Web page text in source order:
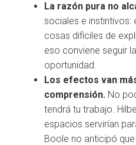
La razón pura no
sociales e instintivos:
cosas difíciles de
eso conviene seguir
oportunidad.
Los efectos van
comprensión. No
tendrá tu trabajo.
espacios servirían
Boole no anticipó